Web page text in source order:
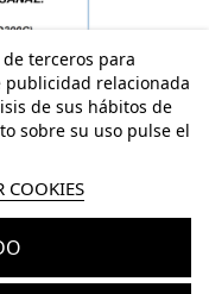
terceros para
publicidad relacionada
de sus hábitos de
sobre su uso pulse el
COOKIES